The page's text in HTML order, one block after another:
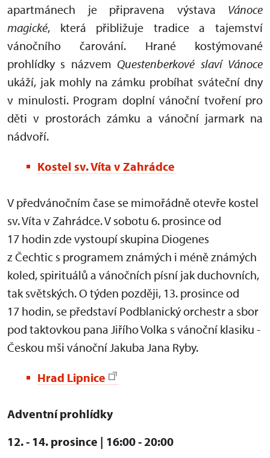
apartmánech je připravena výstava Vánoce
magické, která přibližuje tradice a tajemství
vánočního čarování. Hrané kostýmované
prohlídky s názvem Questenberkové slaví Vánoce
ukáží, jak mohly na zámku probíhat sváteční dny
v minulosti. Program doplní vánoční tvoření pro
děti v prostorách zámku a vánoční jarmark na
nádvoří.
Kostel sv. Víta v Zahrádce
V předvánočním čase se mimořádně otevře kostel
sv. Víta v Zahrádce. V sobotu 6. prosince od
17 hodin zde vystoupí skupina Diogenes
z Čechtic s programem známých i méně známých
koled, spirituálů a vánočních písní jak duchovních,
tak světských. O týden později, 13. prosince od
17 hodin, se představí Podblanický orchestr a sbor
pod taktovkou pana Jiřího Volka s vánoční klasiku -
Českou mši vánoční Jakuba Jana Ryby.
Hrad Lipnice
Adventní prohlídky
12. - 14. prosince | 16:00 - 20:00